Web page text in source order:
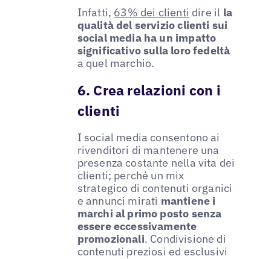
Infatti, 63% dei clienti dire il la
qualità del servizio clienti sui
social media ha un impatto
significativo sulla loro fedeltà
a quel marchio.
6. Crea relazioni con i
clienti
I social media consentono ai
rivenditori di mantenere una
presenza costante nella vita dei
clienti; perché un mix
strategico di contenuti organici
e annunci mirati mantiene i
marchi al primo posto senza
essere eccessivamente
promozionali. Condivisione di
contenuti preziosi ed esclusivi